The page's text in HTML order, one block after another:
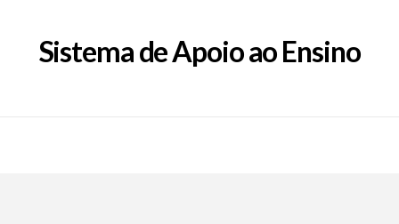
Sistema de Apoio ao Ensino